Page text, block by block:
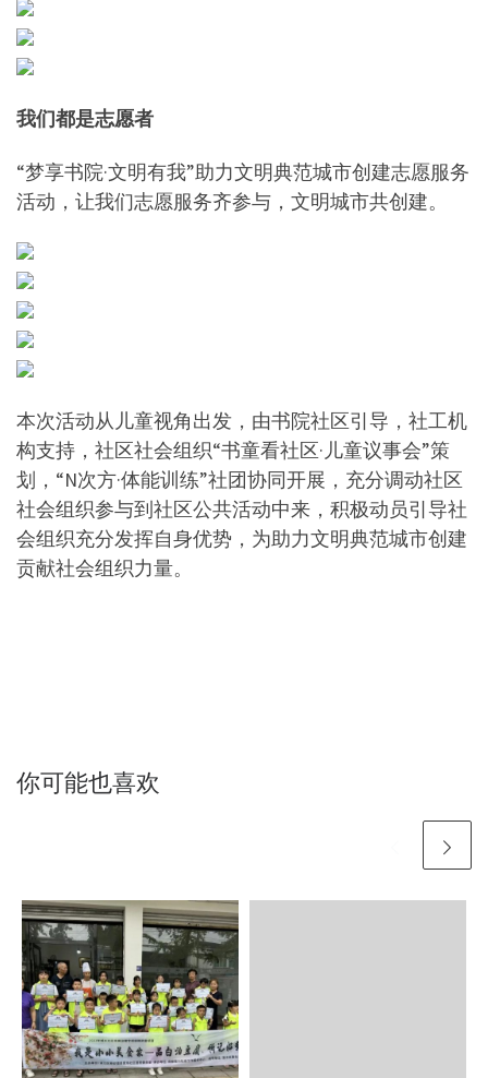
我们都是志愿者
“梦享书院·文明有我”助力文明典范城市创建志愿服务
活动，让我们志愿服务齐参与，文明城市共创建。
本次活动从儿童视角出发，由书院社区引导，社工机
构支持，社区社会组织“书童看社区·儿童议事会”策
划，“N次方·体能训练”社团协同开展，充分调动社区
社会组织参与到社区公共活动中来，积极动员引导社
会组织充分发挥自身优势，为助力文明典范城市创建
贡献社会组织力量。
你可能也喜欢